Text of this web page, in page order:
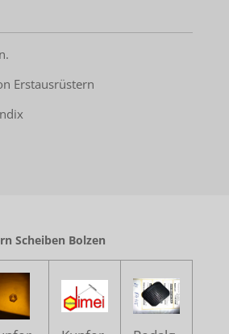
Erstausrüstern
Scheiben Bolzen